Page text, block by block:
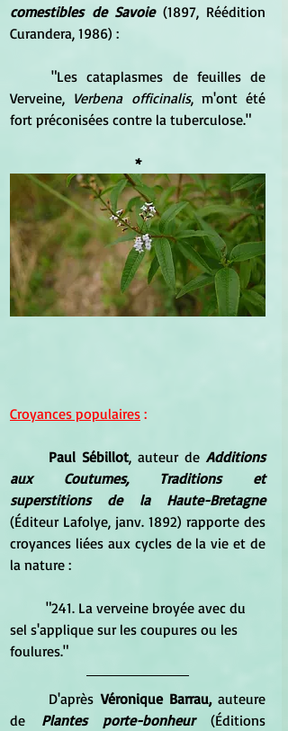
comestibles de Savoie (1897, Réédition
Curandera, 1986) :
	"Les cataplasmes de feuilles de
Verveine, Verbena officinalis, m'ont été
fort préconisées contre la tuberculose."
*
Croyances populaires :
Paul Sébillot, auteur de Additions
aux Coutumes, Traditions et
superstitions de la Haute-Bretagne
(Éditeur Lafolye, janv. 1892) rapporte des
croyances liées aux cycles de la vie et de
la nature :
sel s'applique sur les coupures ou les
foulures."
	D'après
Véronique Barrau, auteure
de Plantes porte-bonheur (Éditions